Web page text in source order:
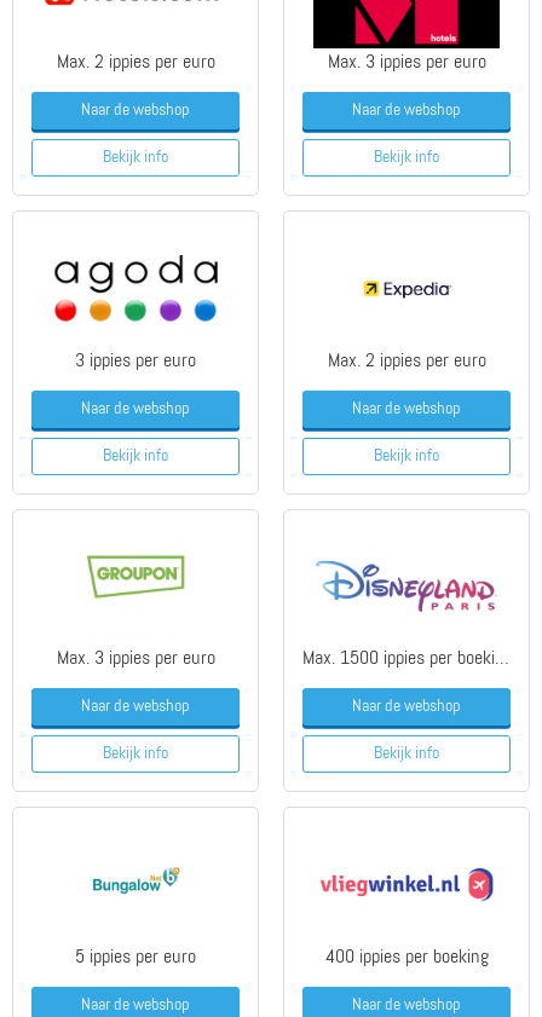
Max. 2 ippies per euro
Naar de webshop
Bekijk info
Max. 3 ippies per euro
Naar de webshop
Bekijk info
3 ippies per euro
Naar de webshop
Bekijk info
Max. 2 ippies per euro
Naar de webshop
Bekijk info
Max. 3 ippies per euro
Naar de webshop
Bekijk info
Max. 1500 ippies per boeking
Naar de webshop
Bekijk info
5 ippies per euro
Naar de webshop
400 ippies per boeking
Naar de webshop